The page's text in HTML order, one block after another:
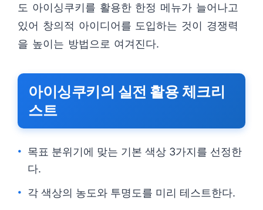
도 아이싱쿠키를 활용한 한정 메뉴가 늘어나고
있어 창의적 아이디어를 도입하는 것이 경쟁력
을 높이는 방법으로 여겨진다.
아이싱쿠키의 실전 활용 체크리
스트
목표 분위기에 맞는 기본 색상 3가지를 선정한
다.
각 색상의 농도와 투명도를 미리 테스트한다.